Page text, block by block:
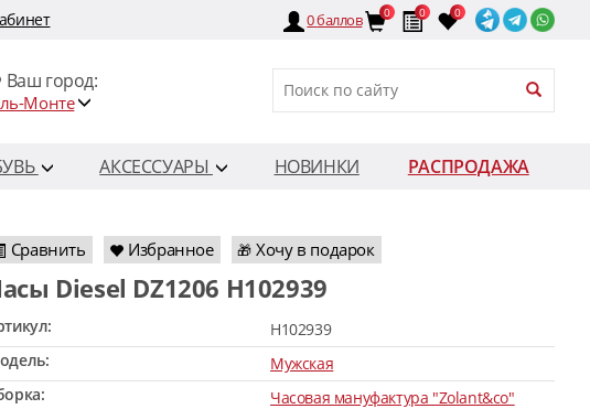
0баллов 0 0 0
Ваш город:
Монте
АКСЕССУАРЫ НОВИНКИ
РАСПРОДАЖА
Сравнить Избранное 🎁 Хочу в подарок
Часы Diesel DZ1206 H102939
H102939
Мужская
Часовая мануфактура "Zolant&co"